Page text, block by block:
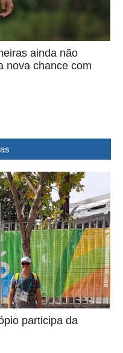
ainda não
nova chance com
participa da